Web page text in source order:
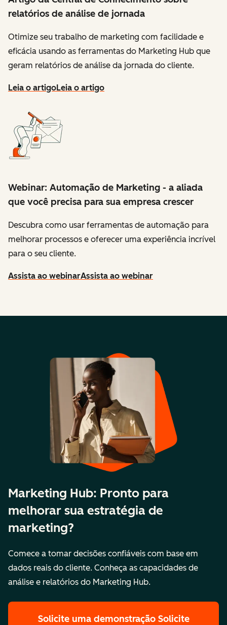
relatórios de análise de jornada
Otimize seu trabalho de marketing com facilidade e
eficácia usando as ferramentas do Marketing Hub que
geram relatórios de análise da jornada do cliente.
Leia o artigoLeia o artigo
Webinar: Automação de Marketing - a aliada
que você precisa para sua empresa crescer
Descubra como usar ferramentas de automação para
melhorar processos e oferecer uma experiência incrível
para o seu cliente.
Assista ao webinarAssista ao webinar
Marketing Hub: Pronto para
melhorar sua estratégia de
marketing?
Comece a tomar decisões confiáveis com base em
dados reais do cliente. Conheça as capacidades de
análise e relatórios do Marketing Hub.
Solicite uma demonstração Solicite